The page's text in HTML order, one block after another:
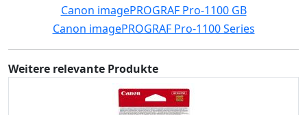
Canon imagePROGRAF Pro-1100 GB
Canon imagePROGRAF Pro-1100 Series
Weitere relevante Produkte